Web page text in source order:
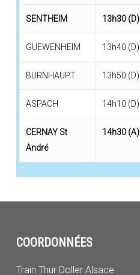
SENTHEIM 13h30 (D)
GUEWENHEIM 13h40 (D)
BURNHAUPT 13h50 (D)
ASPACH 14h10 (D)
CERNAY St
André
14h30 (A)
COORDONNÉES
Train Thur Doller Alsace